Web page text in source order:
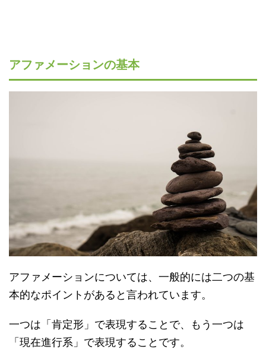
アファメーションの基本
アファメーションについては、一般的には二つの基
本的なポイントがあると言われています。
一つは「肯定形」で表現することで、もう一つは
「現在進行系」で表現することです。